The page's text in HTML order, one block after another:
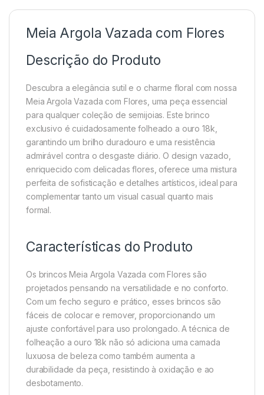
Meia Argola Vazada com Flores
Descrição do Produto
Descubra a elegância sutil e o charme floral com nossa
Meia Argola Vazada com Flores, uma peça essencial
para qualquer coleção de semijoias. Este brinco
exclusivo é cuidadosamente folheado a ouro 18k,
garantindo um brilho duradouro e uma resistência
admirável contra o desgaste diário. O design vazado,
enriquecido com delicadas flores, oferece uma mistura
perfeita de sofisticação e detalhes artísticos, ideal para
complementar tanto um visual casual quanto mais
formal.
Características do Produto
Os brincos Meia Argola Vazada com Flores são
projetados pensando na versatilidade e no conforto.
Com um fecho seguro e prático, esses brincos são
fáceis de colocar e remover, proporcionando um
ajuste confortável para uso prolongado. A técnica de
folheação a ouro 18k não só adiciona uma camada
luxuosa de beleza como também aumenta a
durabilidade da peça, resistindo à oxidação e ao
desbotamento.